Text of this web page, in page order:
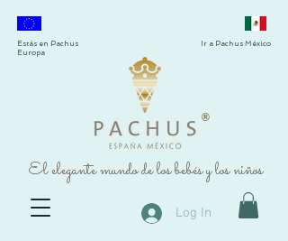
®
El elegante mundo de los bebés y los niños
Estás en Pachus
Europa
Ir a Pachus México
Log In